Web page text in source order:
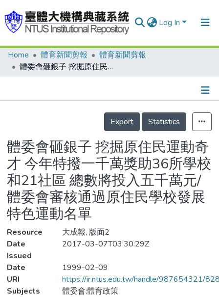
Log In
Communities & Collections
Statistics
Home 體育新聞剪報
體育新聞剪報
體委會砸銀子 挖掘原住民運動奇才 今年特撥一千萬獎助36所學校和21社區 總數將投入五千萬元/體委會審核通過原住民學校發展特色運動名單
Details
Export
Statistics
體委會砸銀子 挖掘原住民運動奇
才 今年特撥一千萬獎助36所學校
和21社區 總數將投入五千萬元/
體委會審核通過原住民學校發展
特色運動名單
Resource
大成報, 版面2
Date
Issued
2017-03-07T03:30:29Z
Date
1999-02-09
URI
https://ir.ntus.edu.tw/handle/987654321/
Subjects
體委會;體育政策